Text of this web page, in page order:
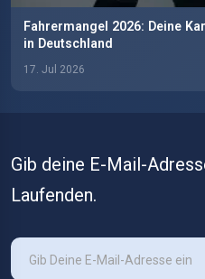
Fahrermangel 2026: Deine
in Deutschland
17. Jul 2026
Gib deine E-Mail-
Laufenden.